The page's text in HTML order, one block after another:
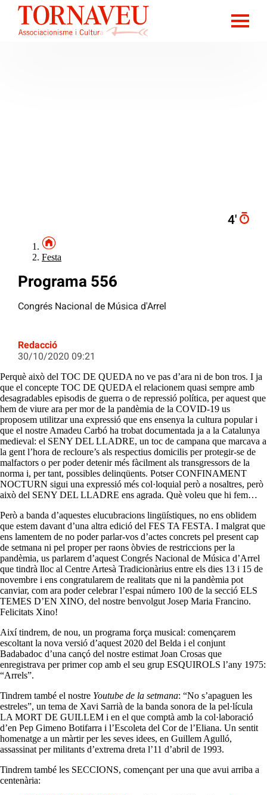
4′
Festa
Programa 556
Congrés Nacional de Música d'Arrel
Redacció
30/10/2020 09:21
Perquè això del TOC DE QUEDA no ve pas d’ara ni de bon tros. I ja
que el concepte TOC DE QUEDA el relacionem quasi sempre amb
desagradables episodis de guerra o de repressió política, per aquest que
hem de viure ara per mor de la pandèmia de la COVID-19 us
proposem utilitzar una expressió que ens ensenya la cultura popular i
que el nostre Amadeu Carbó ha trobat documentada ja a la Catalunya
medieval: el SENY DEL LLADRE, un toc de campana que marcava a
la gent l’hora de recloure’s als respectius domicilis per protegir-se de
malfactors o per poder detenir més fàcilment als transgressors de la
norma i, per tant, possibles delinqüents. Potser CONFINAMENT
NOCTURN sigui una expressió més col·loquial però a nosaltres, però
això del SENY DEL LLADRE ens agrada. Què voleu que hi fem…
Però a banda d’aquestes elucubracions lingüístiques, no ens oblidem
que estem davant d’una altra edició del FES TA FESTA. I malgrat que
ens lamentem de no poder parlar-vos d’actes concrets pel present cap
de setmana ni pel proper per raons òbvies de restriccions per la
pandèmia, us parlarem d’aquest Congrés Nacional de Música d’Arrel
que tindrà lloc al Centre Artesà Tradicionàrius entre els dies 13 i 15 de
novembre i ens congratularem de realitats que ni la pandèmia pot
canviar, com ara poder celebrar l’espai número 100 de la secció ELS
TEMES D’EN XINO, del nostre benvolgut Josep Maria Francino.
Felicitats Xino!
Així tindrem, de nou, un programa força musical: començarem
escoltant la nova versió d’aquest 2020 del Belda i el conjunt
Badabadoc d’una cançó del nostre estimat Joan Crosas que
enregistrava per primer cop amb el seu grup ESQUIROLS l’any 1975:
“Arrels”.
Tindrem també el nostre Youtube de la setmana: “No s’apaguen les
estreles”, un tema de Xavi Sarrià de la banda sonora de la pel·lícula
LA MORT DE GUILLEM i en el que comptà amb la col·laboració
d’en Pep Gimeno Botifarra i l’Escoleta del Cor de l’Eliana. Un sentit
homenatge a un màrtir per les seves idees, en Guillem Agulló,
assassinat per militants d’extrema dreta l’11 d’abril de 1993.
Tindrem també les SECCIONS, començant per una que avui arriba a
centenària: